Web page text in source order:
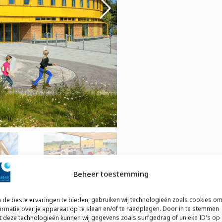
Beheer toestemming
de beste ervaringen te bieden, gebruiken wij technologieën zoals cookies om
over je apparaat op te slaan en/of te raadplegen. Door in te stemmen
deze technologieën kunnen wij gegevens zoals surfgedrag of unieke ID's op
Gerelateerde projecten